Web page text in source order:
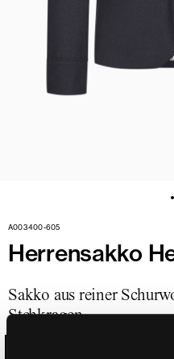
A003400-605
Herrensakko
Sakko aus reiner
Stehkragen